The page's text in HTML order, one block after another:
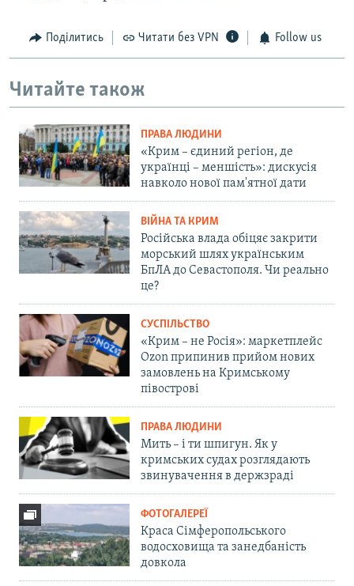
Поділитись Читати без VPN Follow us
Читайте також
ПРАВА ЛЮДИНИ
«Крим – єдиний регіон, де
українці – меншість»: дискусія
навколо нової пам'ятної дати
ВІЙНА ТА КРИМ
Російська влада обіцяє закрити
морський шлях українським
БпЛА до Севастополя. Чи реально
це?
СУСПІЛЬСТВО
«Крим – не Росія»: маркетплейс
Ozon припинив прийом нових
замовлень на Кримському
півострові
ПРАВА ЛЮДИНИ
Мить – і ти шпигун. Як у
кримських судах розглядають
звинувачення в держзраді
ФОТОГАЛЕРЕЇ
Краса Сімферопольського
водосховища та занедбаність
довкола